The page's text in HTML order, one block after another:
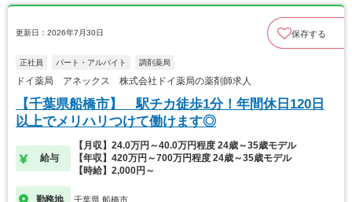
更新日：2026年7月30日 保存する
正社員 パート・アルバイト 調剤薬局
ドイ薬局 アネックス 株式会社ドイ薬局の薬剤師求人
【千葉県船橋市】 駅チカ徒歩1分！年間休日120日
以上でメリハリつけて働けます◎
給与
【月収】24.0万円～40.0万円程度 24歳～35歳モデル
【年収】420万円～700万円程度 24歳～35歳モデル
【時給】2,000円～
勤務地 千葉県 船橋市